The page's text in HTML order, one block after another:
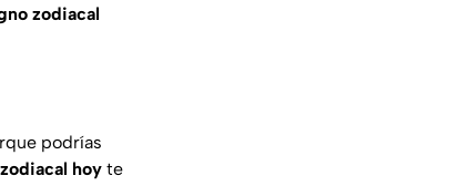
zodiacal
podrías
hoy te